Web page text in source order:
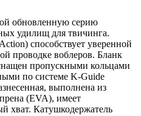
обновленную серию
удилищ для твичинга.
способствует уверенной
проводке воблеров. Бланк
пропускными кольцами
по системе K-Guide
выполнена из
(EVA), имеет
хват. Катушкодержатель